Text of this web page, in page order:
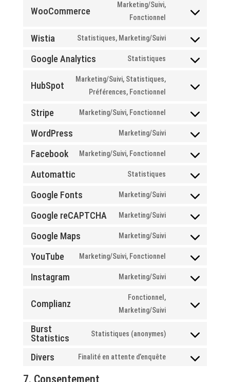
service
WooCommerce
Marketing/Suivi,
Fonctionnel
Consent
service
Wistia Statistiques, Marketing/Suivi
Consent
wistia
Google Analytics Statistiques
Consent
service
analytics
HubSpot
Marketing/Suivi, Statistiques,
Préférences, Fonctionnel
Consent
service
Stripe Marketing/Suivi, Fonctionnel
Consent
stripe
WordPress Marketing/Suivi
Consent
wordpress
Facebook Marketing/Suivi, Fonctionnel
Consent
facebook
Automattic Statistiques
Consent
automattic
Google Fonts Marketing/Suivi
Consent
google-
Google reCAPTCHA Marketing/Suivi
Consent
google-
Google Maps Marketing/Suivi
Consent
google-
YouTube Marketing/Suivi, Fonctionnel
Consent
youtube
Instagram Marketing/Suivi
Consent
service
Complianz
Fonctionnel,
Marketing/Suivi
Consent
service
Burst
Statistics
Statistiques (anonymes)
Consent
Divers Finalité en attente d’enquête
Consent
7. Consentement